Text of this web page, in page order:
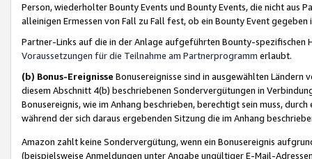
Person, wiederholter Bounty Events und Bounty Events, die nicht
alleinigen Ermessen von Fall zu Fall fest, ob ein Bounty Event
Partner-Links auf die in der Anlage aufgeführten Bounty-spezifischen
Voraussetzungen für die Teilnahme am Partnerprogramm erlaubt.
(b) Bonus-Ereignisse Bonusereignisse sind in ausgewählten Ländern
diesem Abschnitt 4(b) beschriebenen Sondervergütungen in
Bonusereignis, wie im Anhang beschrieben, berechtigt sein muss,
während der sich daraus ergebenden Sitzung die im Anhang
Amazon zahlt keine Sondervergütung, wenn ein Bonusereignis
(beispielsweise Anmeldungen unter Angabe ungültiger E-Mail-